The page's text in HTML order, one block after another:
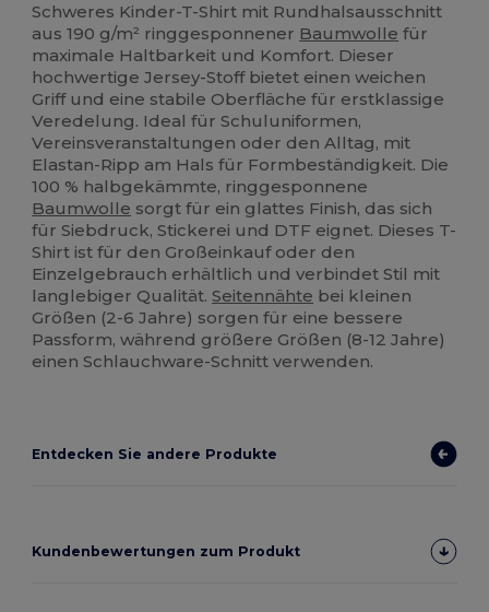
Schweres Kinder-T-Shirt mit Rundhalsausschnitt
aus 190 g/m² ringgesponnener Baumwolle für
maximale Haltbarkeit und Komfort. Dieser
hochwertige Jersey-Stoff bietet einen weichen
Griff und eine stabile Oberfläche für erstklassige
Veredelung. Ideal für Schuluniformen,
Vereinsveranstaltungen oder den Alltag, mit
Elastan-Ripp am Hals für Formbeständigkeit. Die
100 % halbgekämmte, ringgesponnene
Baumwolle sorgt für ein glattes Finish, das sich
für Siebdruck, Stickerei und DTF eignet. Dieses T-
Shirt ist für den Großeinkauf oder den
Einzelgebrauch erhältlich und verbindet Stil mit
langlebiger Qualität.Seitennähte bei kleinen
Größen (2-6 Jahre) sorgen für eine bessere
Passform, während größere Größen (8-12 Jahre)
einen Schlauchware-Schnitt verwenden.
Entdecken Sie andere Produkte
Kundenbewertungen zum Produkt